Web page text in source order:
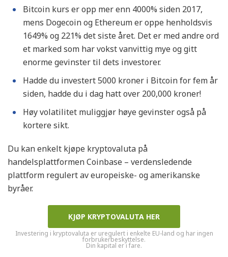
Bitcoin kurs er opp mer enn 4000% siden 2017,
mens Dogecoin og Ethereum er oppe henholdsvis
1649% og 221% det siste året. Det er med andre ord
et marked som har vokst vanvittig mye og gitt
enorme gevinster til dets investorer.
Hadde du investert 5000 kroner i Bitcoin for fem år
siden, hadde du i dag hatt over 200,000 kroner!
Høy volatilitet muliggjør høye gevinster også på
kortere sikt.
Du kan enkelt kjøpe kryptovaluta på
handelsplattformen Coinbase – verdensledende
plattform regulert av europeiske- og amerikanske
byråer.
KJØP KRYPTOVALUTA HER
Investering i kryptovaluta er uregulert i enkelte EU-land og har ingen
forbrukerbeskyttelse.
Din kapital er i fare.